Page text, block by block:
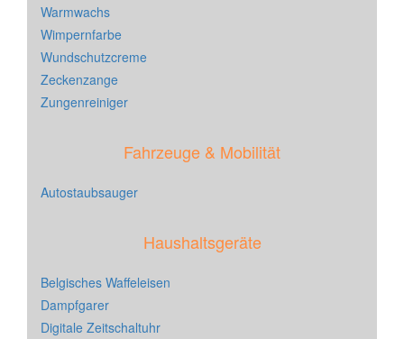
Warmwachs
Wimpernfarbe
Wundschutzcreme
Zeckenzange
Zungenreiniger
Fahrzeuge & Mobilität
Autostaubsauger
Haushaltsgeräte
Belgisches Waffeleisen
Dampfgarer
Digitale Zeitschaltuhr